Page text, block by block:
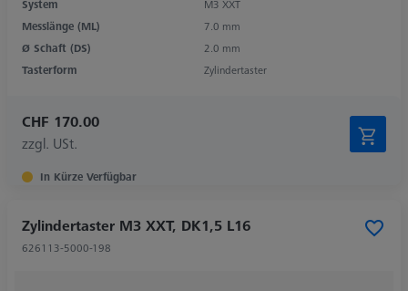
System
M3 XXT
Messlänge (ML)
7.0 mm
Ø Schaft (DS)
2.0 mm
Tasterform
Zylindertaster
CHF 170.00
zzgl. USt.
In Kürze Verfügbar
Zylindertaster M3 XXT, DK1,5 L16
626113-5000-198